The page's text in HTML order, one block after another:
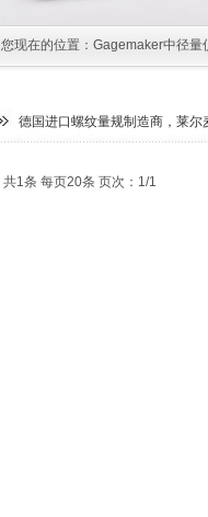
德国进口螺纹量规制造商，莱尔
共1条 每页20条 页次：1/1
您现在的位置： Gagemaker中径量